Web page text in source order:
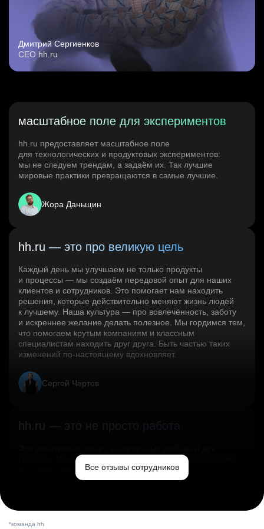
Дмитрий Сергиенков
CEO hh.ru
масштабное поле для экспериментов
hh.ru предоставляет масштабное поле
для технологических и продуктовых экспериментов:
мы не следуем трендам, а задаём их. Так лучшие
мировые практики превращаются в самые лучшие.
Жора Даньщин
hh.ru — это про великую цель
Каждый день мы улучшаем не только продукты
и процессы — мы создаём передовой опыт для наших
клиентов и сотрудников. Это помогает нам находить
решения, которые действительно меняют жизнь людей
к лучшему. Наша культура — про вовлечённость, заботу
и искреннее желание делать полезное. Мы гордимся тем,
что помогаем крутым компаниям и классным
специалистам находить друг друга. Быть частью таких
изменений по‑настоящему вдохновляет.
Сергей Чертов
hh.ru — это не просто работа
свободы. Мы помогаем миру и создаём лучший сервис
по поиску работы в стране.Все отзывы сотрудников
*команда hh